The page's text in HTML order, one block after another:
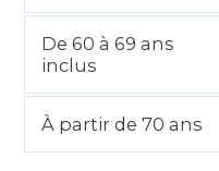
De 60 à 69 ans
inclus
À partir de 70 ans